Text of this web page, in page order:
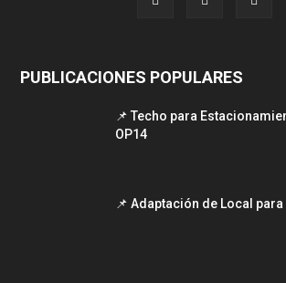
PUBLICACIONES POPULARES
📌 Techo para
OP14
📌 Adaptación de Local para